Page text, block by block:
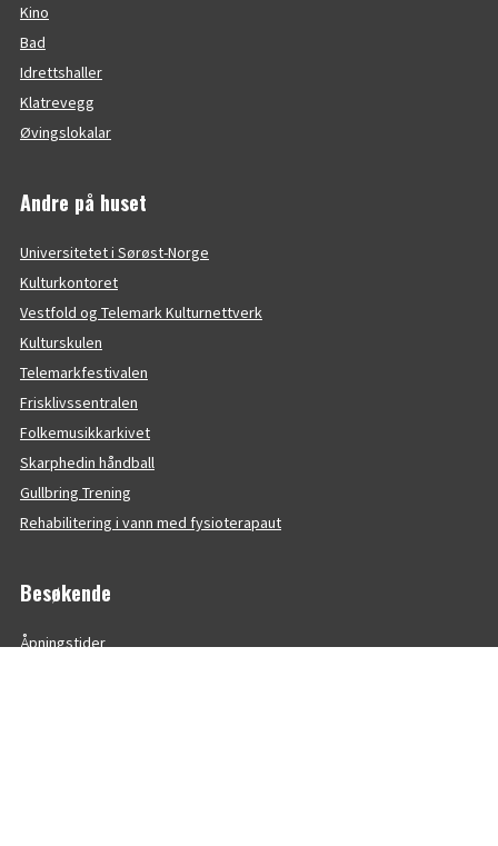
Kino
Bad
Idrettshaller
Klatrevegg
Øvingslokalar
Andre på huset
Universitetet i Sørøst-Norge
Kulturkontoret
Vestfold og Telemark Kulturnettverk
Kulturskulen
Telemarkfestivalen
Frisklivssentralen
Folkemusikkarkivet
Skarphedin håndball
Gullbring Trening
Rehabilitering i vann med fysioterapaut
Besøkende
Åpningstider